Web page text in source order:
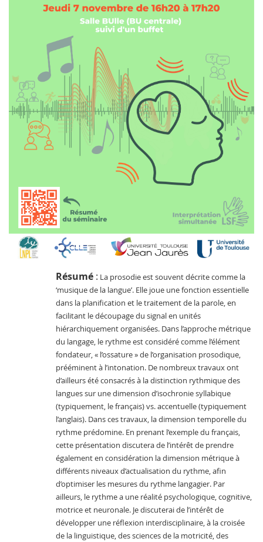
Résumé : La prosodie est souvent décrite comme la
‘musique de la langue’. Elle joue une fonction essentielle
dans la planification et le traitement de la parole, en
facilitant le découpage du signal en unités
hiérarchiquement organisées. Dans l’approche métrique
du langage, le rythme est considéré comme l’élément
fondateur, « l’ossature » de l’organisation prosodique,
prééminent à l’intonation. De nombreux travaux ont
d’ailleurs été consacrés à la distinction rythmique des
langues sur une dimension d’isochronie syllabique
(typiquement, le français) vs. accentuelle (typiquement
l’anglais). Dans ces travaux, la dimension temporelle du
rythme prédomine. En prenant l’exemple du français,
cette présentation discutera de l’intérêt de prendre
également en considération la dimension métrique à
différents niveaux d’actualisation du rythme, afin
d’optimiser les mesures du rythme langagier. Par
ailleurs, le rythme a une réalité psychologique, cognitive,
motrice et neuronale. Je discuterai de l’intérêt de
développer une réflexion interdisciplinaire, à la croisée
de la linguistique, des sciences de la motricité, des